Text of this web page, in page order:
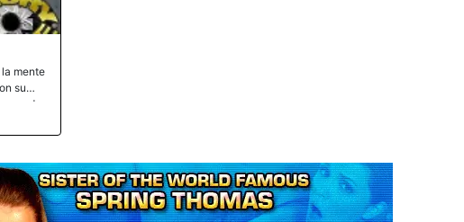
mente
su
aceptar
al
lo
de
por